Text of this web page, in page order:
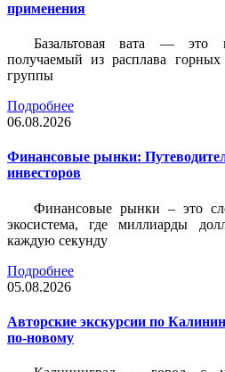
применения
Базальтовая вата — это
получаемый из расплава горных
группы
Подробнее
06.08.2026
Финансовые рынки:
инвесторов
Финансовые рынки – это
экосистема, где миллиарды
каждую секунду
Подробнее
05.08.2026
Авторские экскурсии по
по-новому